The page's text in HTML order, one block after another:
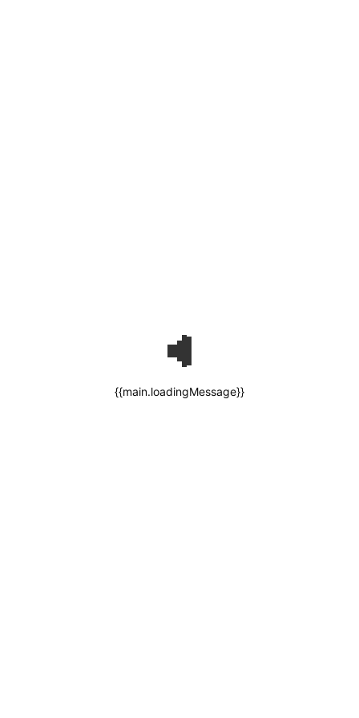
{{main.loadingMessage}}